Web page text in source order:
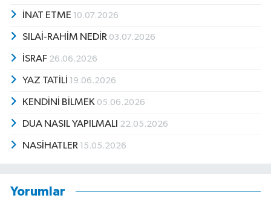
İNAT ETME 10.07.2026
SILAİ-RAHİM NEDİR 03.07.2026
İSRAF 26.06.2026
YAZ TATİLİ 19.06.2026
KENDİNİ BİLMEK 05.06.2026
DUA NASIL YAPILMALI 22.05.2026
NASİHATLER 15.05.2026
Yorumlar